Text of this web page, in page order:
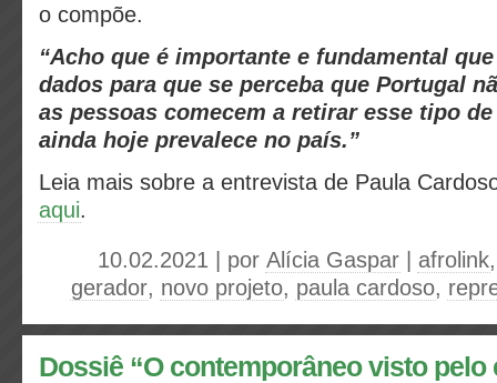
o compõe.
“Acho que é importante e fundamental
dados para que se perceba que Portugal
as pessoas comecem a retirar esse tipo
ainda hoje prevalece no país.”
Leia mais sobre a entrevista de Paula
aqui.
10.02.2021 | por Alícia Gaspar afrolink
gerador, novo projeto, paula cardoso,
Dossiê “O contemporâneo visto pelo